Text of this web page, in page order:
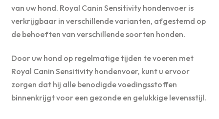
van uw hond. Royal Canin Sensitivity hondenvoer is
verkrijgbaar in verschillende varianten, afgestemd op
de behoeften van verschillende soorten honden.
Door uw hond op regelmatige tijden te voeren met
Royal Canin Sensitivity hondenvoer, kunt u ervoor
zorgen dat hij alle benodigde voedingsstoffen
binnenkrijgt voor een gezonde en gelukkige levensstijl.